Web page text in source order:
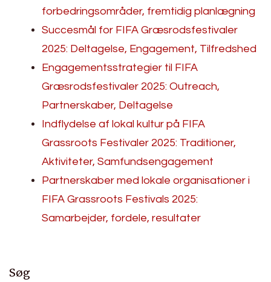
forbedringsområder, fremtidig planlægning
Succesmål for FIFA Græsrodsfestivaler
2025: Deltagelse, Engagement, Tilfredshed
Engagementsstrategier til FIFA
Græsrodsfestivaler 2025: Outreach,
Partnerskaber, Deltagelse
Indflydelse af lokal kultur på FIFA
Grassroots Festivaler 2025: Traditioner,
Aktiviteter, Samfundsengagement
Partnerskaber med lokale organisationer i
FIFA Grassroots Festivals 2025:
Samarbejder, fordele, resultater
Søg